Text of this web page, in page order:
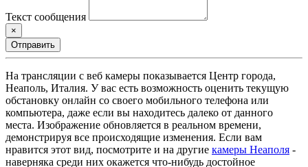
Текст сообщения
×
Отправить
На трансляции с веб камеры показывается Центр города,
Неаполь, Италия. У вас есть возможность оценить текущую
обстановку онлайн со своего мобильного телефона или
компьютера, даже если вы находитесь далеко от данного
места. Изображение обновляется в реальном времени,
демонстрируя все происходящие изменения. Если вам
нравится этот вид, посмотрите и на другие камеры Неаполя -
наверняка среди них окажется что-нибудь достойное